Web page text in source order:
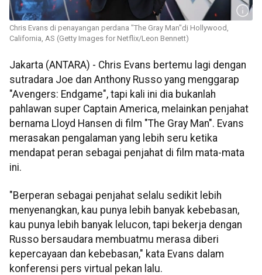
Chris Evans di penayangan perdana "The Gray Man"di Hollywood,
California, AS (Getty Images for Netflix/Leon Bennett)
Jakarta (ANTARA) - Chris Evans bertemu lagi dengan
sutradara Joe dan Anthony Russo yang menggarap
"Avengers: Endgame", tapi kali ini dia bukanlah
pahlawan super Captain America, melainkan penjahat
bernama Lloyd Hansen di film "The Gray Man". Evans
merasakan pengalaman yang lebih seru ketika
mendapat peran sebagai penjahat di film mata-mata
ini.
"Berperan sebagai penjahat selalu sedikit lebih
menyenangkan, kau punya lebih banyak kebebasan,
kau punya lebih banyak lelucon, tapi bekerja dengan
Russo bersaudara membuatmu merasa diberi
kepercayaan dan kebebasan," kata Evans dalam
konferensi pers virtual pekan lalu.